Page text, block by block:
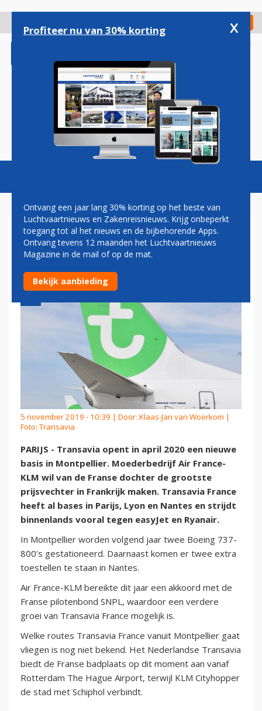
gaan
Check in
Magazine Podcasts Vacatures
TRANSAVIA OPENT NIEUWE
BASIS IN MONTPELLIER
5 november 2019 - 10:39 | Door: Klaas-Jan van Woerkom |
Foto: Transavia
PARIJS - Transavia opent in april 2020 een nieuwe
basis in Montpellier. Moederbedrijf Air France-
KLM wil van de Franse dochter de grootste
prijsvechter in Frankrijk maken. Transavia France
heeft al bases in Parijs, Lyon en Nantes en strijdt
binnenlands vooral tegen easyJet en Ryanair.
In Montpellier worden volgend jaar twee Boeing 737-
800’s gestationeerd. Daarnaast komen er twee extra
toestellen te staan in Nantes.
Air France-KLM bereikte dit jaar een akkoord met de
Franse pilotenbond SNPL, waardoor een verdere
groei van Transavia France mogelijk is.
Welke routes Transavia France vanuit Montpellier gaat
vliegen is nog niet bekend. Het Nederlandse Transavia
biedt de Franse badplaats op dit moment aan vanaf
Rotterdam The Hague Airport, terwijl KLM Cityhopper
de stad met Schiphol verbindt.
Profiteer nu van 30% korting x
Ontvang een jaar lang 30% korting op het beste van
Luchtvaartnieuws en Zakenreisnieuws. Krijg onbeperkt
toegang tot al het nieuws en de bijbehorende Apps.
Ontvang tevens 12 maanden het Luchtvaartnieuws
Magazine in de mail of op de mat.
Bekijk aanbieding